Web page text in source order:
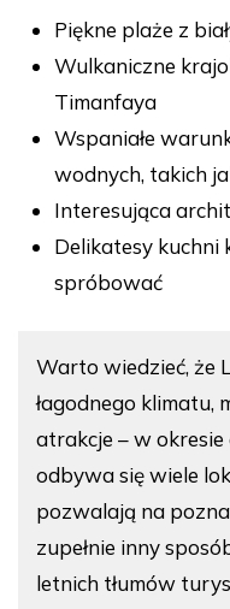
Piękne plaże z
Wulkaniczne
Timanfaya
Wspaniałe
wodnych, takich
Interesująca
Delikatesy
spróbować
Warto wiedzieć, że
łagodnego klimatu,
atrakcje – w
odbywa się wiele
pozwalają na
zupełnie inny
letnich tłumów